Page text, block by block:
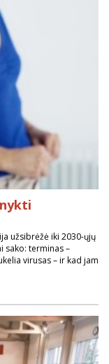
užsibrėžė iki 2030-ųjų
sako: terminas –
virusas – ir kad jam